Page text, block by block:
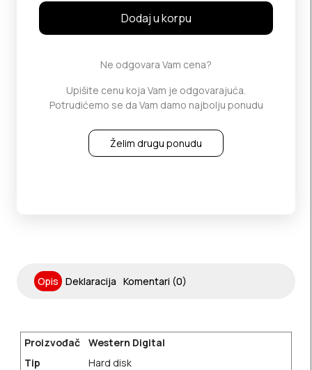
Dodaj u korpu
Ne odgovara Vam cena?
Upišite cenu koja Vam je odgovarajuća.
Potrudićemo se da Vam damo najbolju ponudu
Želim drugu ponudu
Opis Deklaracija Komentari (0)
Proizvođač
Western Digital
Tip
Hard disk